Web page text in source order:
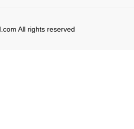
All rights reserved